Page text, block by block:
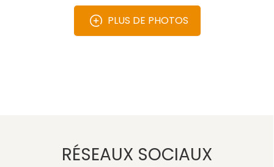
PLUS DE PHOTOS
RÉSEAUX SOCIAUX